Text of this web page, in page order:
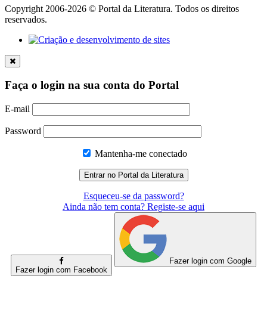
Copyright 2006-2026 © Portal da Literatura. Todos os direitos
reservados.
Faça o login na sua conta do Portal
E-mail
Password
Mantenha-me conectado
Esqueceu-se da password?
Ainda não tem conta? Registe-se aqui
Fazer login com Facebook
Fazer login com Google